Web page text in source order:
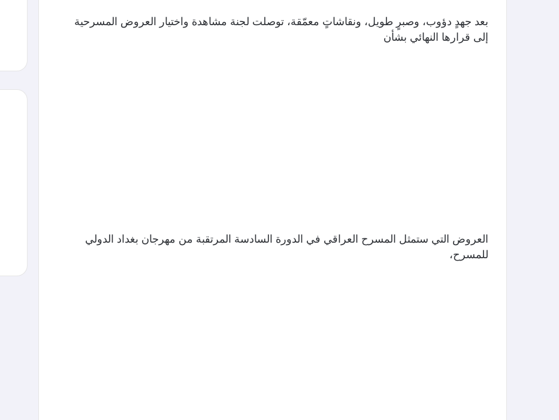
بعد جهدٍ دؤوب، وصبرٍ طويل، ونقاشاتٍ معمّقة، توصلت لجنة مشاهدة واختيار العروض المسرحية
إلى قرارها النهائي بشأن
العروض التي ستمثل المسرح العراقي في الدورة السادسة المرتقبة من مهرجان بغداد الدولي
للمسرح،